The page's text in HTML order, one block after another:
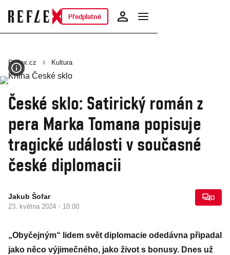
Předplatné
Reflex.cz Kultura
České sklo: Satirický román z
pera Marka Tomana popisuje
tragické události v současné
české diplomacii
Jakub Šofar
23. května 2024 · 10:00
0
„Obyčejným“ lidem svět diplomacie odedávna připadal
jako něco výjimečného, jako život s bonusy. Dnes už